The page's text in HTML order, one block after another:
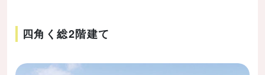
四角く総2階建て